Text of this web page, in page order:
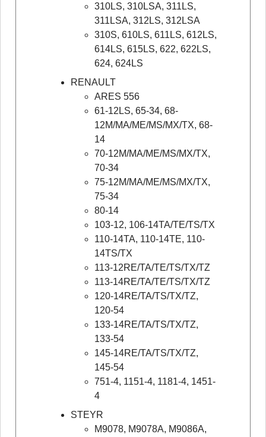
310LS, 310LSA, 311LS,
311LSA, 312LS, 312LSA
310S, 610LS, 611LS, 612LS,
614LS, 615LS, 622, 622LS,
624, 624LS
RENAULT
ARES 556
61-12LS, 65-34, 68-
12M/MA/ME/MS/MX/TX, 68-
14
70-12M/MA/ME/MS/MX/TX,
70-34
75-12M/MA/ME/MS/MX/TX,
75-34
80-14
103-12, 106-14TA/TE/TS/TX
110-14TA, 110-14TE, 110-
14TS/TX
113-12RE/TA/TE/TS/TX/TZ
113-14RE/TA/TE/TS/TX/TZ
120-14RE/TA/TS/TX/TZ,
120-54
133-14RE/TA/TS/TX/TZ,
133-54
145-14RE/TA/TS/TX/TZ,
145-54
751-4, 1151-4, 1181-4, 1451-
4
STEYR
M9078, M9078A, M9086A,